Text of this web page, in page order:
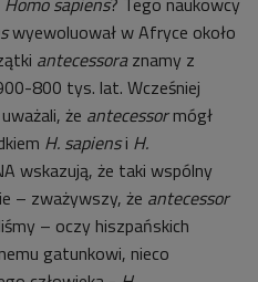
wyewoluował w Afryce około
antecessoraznamy z
800 tys. lat. Wcześniej
że antecessormógł
H. sapiensi H.
wskazują, że taki wspólny
– zważywszy, że antecessor
– oczy hiszpańskich
gatunkowi, nieco